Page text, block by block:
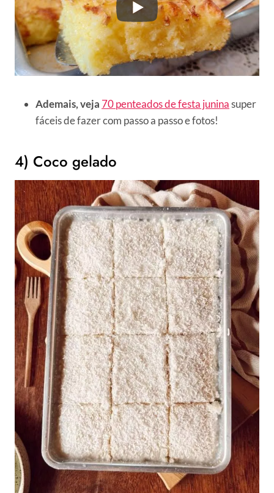
Ademais, veja 70 penteados de festa juninasuper
fáceis de fazer com passo a passo e fotos!
4) Coco gelado